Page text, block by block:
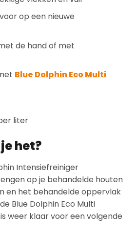
op een nieuwe
de hand of met
Blue Dolphin Eco Multi
liter
het?
Intensiefreiniger
op je behandelde houten
en het behandelde oppervlak
Blue Dolphin Eco Multi
weer klaar voor een volgende